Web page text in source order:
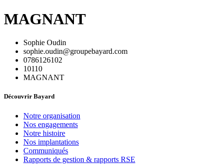
MAGNANT
Sophie Oudin
sophie.oudin@groupebayard.com
0786126102
10110
MAGNANT
Découvrir Bayard
Notre organisation
Nos engagements
Notre histoire
Nos implantations
Communiqués
Rapports de gestion & rapports RSE